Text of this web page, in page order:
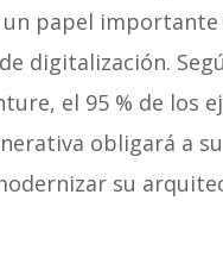
papel
digitalización.
el 95 % de los
obligará a su
su